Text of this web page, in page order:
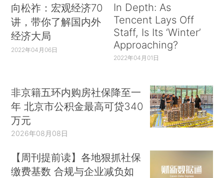
向松祚：宏观经济70
讲，带你了解国内外
经济大局
2022年04月06日
In Depth: As
Tencent Lays Off
Staff, Is Its ‘Winter’
Approaching?
2022年04月01日
非京籍五环内购房社保降至一
年 北京市公积金最高可贷340
万元
2026年08月08日
【周刊提前读】各地狠抓社保
缴费基数 合规与企业减负如